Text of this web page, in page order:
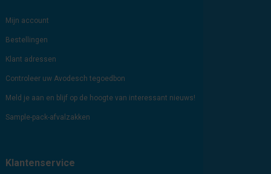
Mijn account
Bestellingen
Klant adressen
Controleer uw Avodesch tegoedbon
Meld je aan en blijf op de hoogte van interessant nieuws!
Sample-pack-afvalzakken
Klantenservice